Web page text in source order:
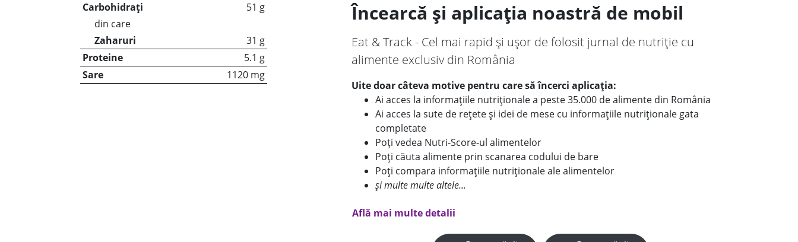
Carbohidrați
51 g
din care
Zaharuri
31 g
Proteine
5.1 g
Sare
1120 mg
Încearcă și aplicația noastră de mobil
Eat & Track - Cel mai rapid și ușor de folosit jurnal de nutriție cu
alimente exclusiv din România
Uite doar câteva motive pentru care să încerci aplicația:
Ai acces la informațiile nutriționale a peste 35.000 de alimente din România
Ai acces la sute de rețete și idei de mese cu informațiile nutriționale gata
completate
Poți vedea Nutri-Score-ul alimentelor
Poți căuta alimente prin scanarea codului de bare
Poți compara informațiile nutriționale ale alimentelor
și multe multe altele...
Află mai multe detalii